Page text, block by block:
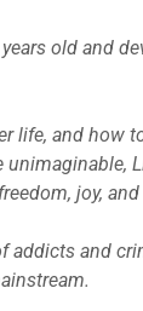
old and
life, and how
joy,
and